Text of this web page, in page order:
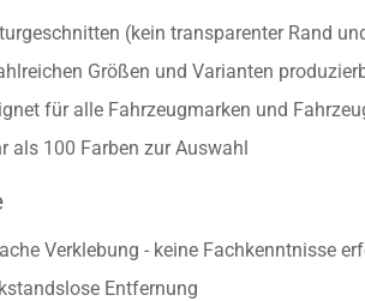
(kein transparenter Rand
Größen und Varianten
für alle Fahrzeugmarken und
als 100 Farben zur Auswahl
Verklebung - keine Fachkenntnisse
Entfernung